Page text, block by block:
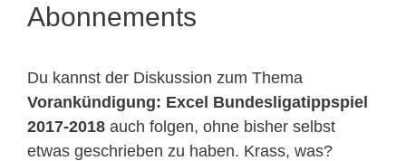
Abonnements
Du kannst der Diskussion zum Thema
Vorankündigung: Excel Bundesligatippspiel
2017-2018 auch folgen, ohne bisher selbst
etwas geschrieben zu haben. Krass, was?